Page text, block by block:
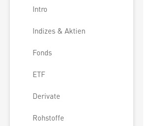
Intro
Indizes & Aktien
Fonds
ETF
Derivate
Rohstoffe